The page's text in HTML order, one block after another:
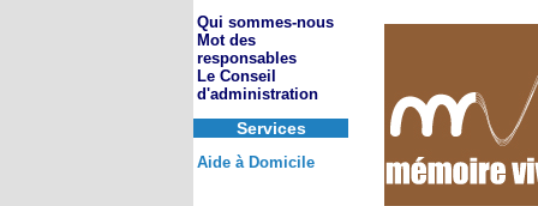
Qui sommes-nous
Mot des
responsables
Le Conseil
d'administration
Services
Aide à Domicile